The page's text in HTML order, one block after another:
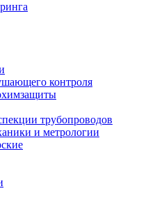
контроля
трубопроводов
и метрологии